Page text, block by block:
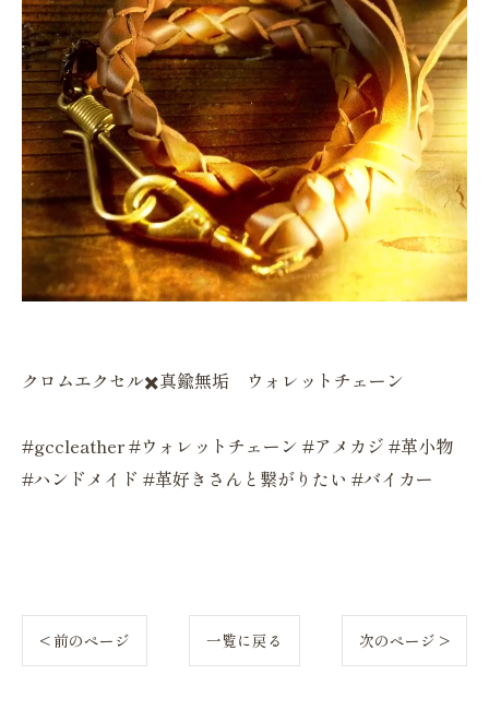
クロムエクセル✖️真鍮無垢 ウォレットチェーン
#gccleather #ウォレットチェーン #アメカジ #革小物
#ハンドメイド #革好きさんと繋がりたい #バイカー
< 前のページ 一覧に戻る 次のページ >